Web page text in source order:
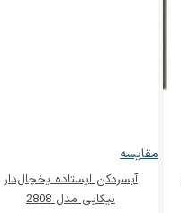
مقایسه
آبسردکن ایستاده یخچال‌دار
نیکایی مدل 2808